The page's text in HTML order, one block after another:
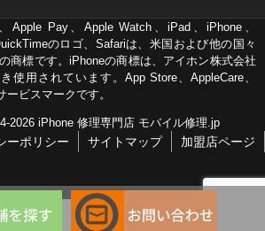
Apple Pay、Apple Watch、iPad、iPhone、
のロゴ、Safariは、米国および他の国々
商標です。iPhoneの商標は、アイホン株式会社
使用されています。App Store、AppleCare、
ビスマークです。
2026 iPhone 修理専門店 モバイル修理.jp
ーポリシー サイトマップ 加盟店ページ